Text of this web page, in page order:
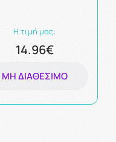
Η τιμή μας:
14.96€
ΜΗ ΔΙΑΘΈΣΙΜΟ